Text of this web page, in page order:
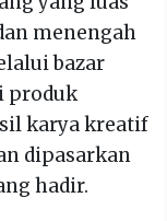
menengah
bazar
produk
karya kreatif
dipasarkan
hadir.